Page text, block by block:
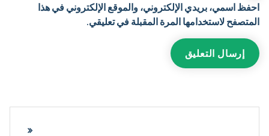
احفظ اسمي، بريدي الإلكتروني، والموقع الإلكتروني في هذا
المتصفح لاستخدامها المرة المقبلة في تعليقي.